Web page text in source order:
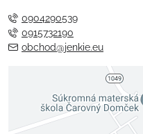
0904290539
0915732190
obchod@jenkie.eu
Externý obsah je
Voľbami